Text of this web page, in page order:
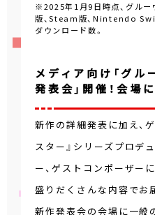
※2025年1月9日時点、グルー
版、Steam版、Nintendo
ダウンロード数。
メディア向け「グル
発表会」開催！会場
新作の詳細発表に加え、
スター』シリーズプロデ
ー、ゲストコンポーザー
盛りだくさんな内容でお
新作発表会の会場に一般